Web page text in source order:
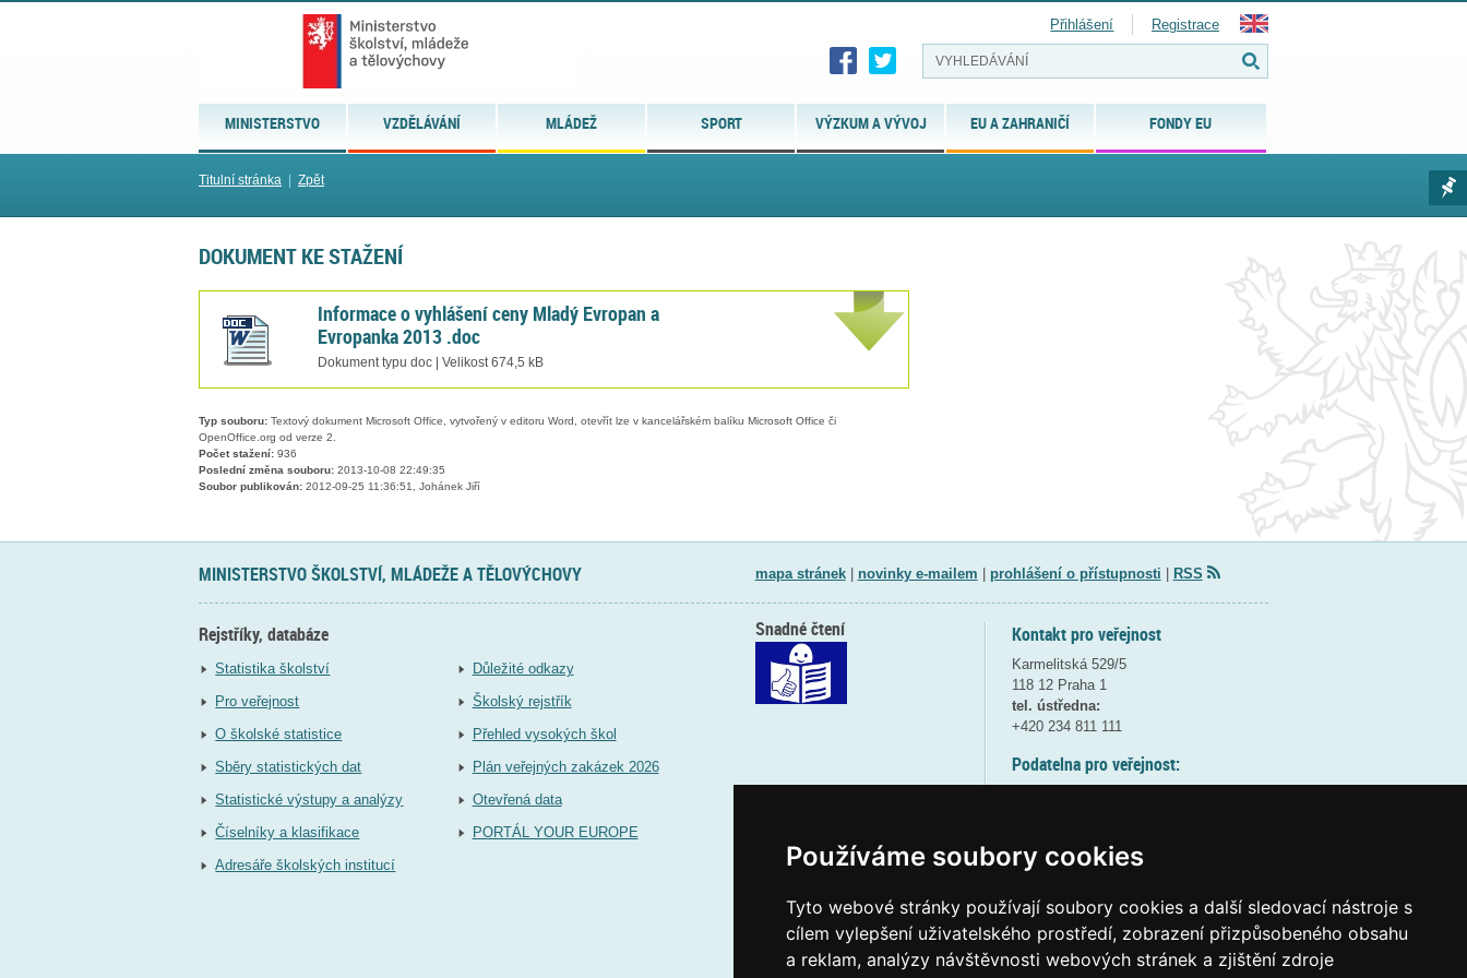
Používáme soubory cookies
Tyto webové stránky používají soubory cookies a další sledovací nástroje s
cílem vylepšení uživatelského prostředí, zobrazení přizpůsobeného obsahu
a reklam, analýzy návštěvnosti webových stránek a zjištění zdroje
MINISTERSTVO VZDĚLÁVÁNÍ MLÁDEŽ SPORT VÝZKUM A VÝVOJ EU A ZAHRANIČÍ FONDY EU
Přihlášení Registrace
Titulní stránka Zpět
DOKUMENT KE STAŽENÍ
Informace o vyhlášení ceny Mladý Evropan a
Evropanka 2013 .doc
Dokument typu doc | Velikost 674,5 kB
Typ souboru: Textový dokument Microsoft Office, vytvořený v editoru Word, otevřít lze v kancelářském balíku Microsoft Office či
OpenOffice.org od verze 2.
Počet stažení: 936
Poslední změna souboru: 2013-10-08 22:49:35
Soubor publikován: 2012-09-25 11:36:51, Johánek Jiří
MINISTERSTVO ŠKOLSTVÍ, MLÁDEŽE A TĚLOVÝCHOVY mapa stránek| novinky e-mailem prohlášení o přístupnosti RSS
Rejstříky, databáze
Statistika školství
Pro veřejnost
O školské statistice
Sběry statistických dat
Statistické výstupy a analýzy
Číselníky a klasifikace
Adresáře školských institucí
Důležité odkazy
Školský rejstřík
Přehled vysokých škol
Plán veřejných zakázek 2026
Otevřená data
PORTÁL YOUR EUROPE
Kontakt pro veřejnost
Karmelitská 529/5
118 12 Praha 1
tel. ústředna:
+420 234 811 111
Podatelna pro veřejnost:
(více informací
Elektronická podatelna:
posta@msmtgov cz
Snadné čtení